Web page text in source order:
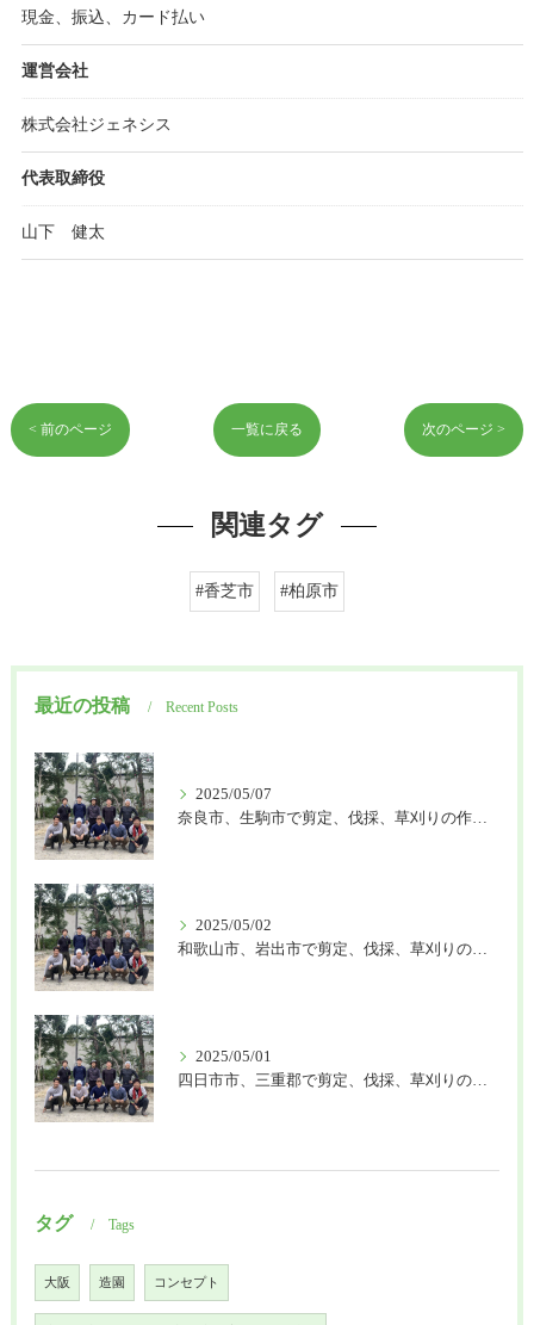
現金、振込、カード払い
運営会社
株式会社ジェネシス
代表取締役
山下 健太
< 前のページ 一覧に戻る 次のページ >
関連タグ
#香芝市 #柏原市
最近の投稿 Recent Posts
2025/05/07
奈良市、生駒市で剪定、伐採、草刈りの作業を頼むなら はなまる造園
2025/05/02
和歌山市、岩出市で剪定、伐採、草刈りの作業を頼むなら はなまる造園
2025/05/01
四日市市、三重郡で剪定、伐採、草刈りの作業を頼むなら はなまる造園
タグ Tags
大阪 造園 コンセプト